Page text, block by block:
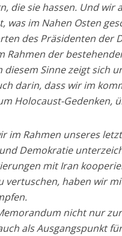
die sie hassen. Und wir
was im Nahen Osten
des Präsidenten der
Rahmen der
Sinne zeigt sich
darin, dass wir im
Holocaust-Gedenken,
im Rahmen unseres
Demokratie
mit Iran
vertuschen, haben wir
nicht nur
als Ausgangspunkt